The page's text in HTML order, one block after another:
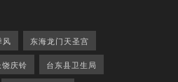
风 东海龙门天圣宫
庆铃 台东县卫生局